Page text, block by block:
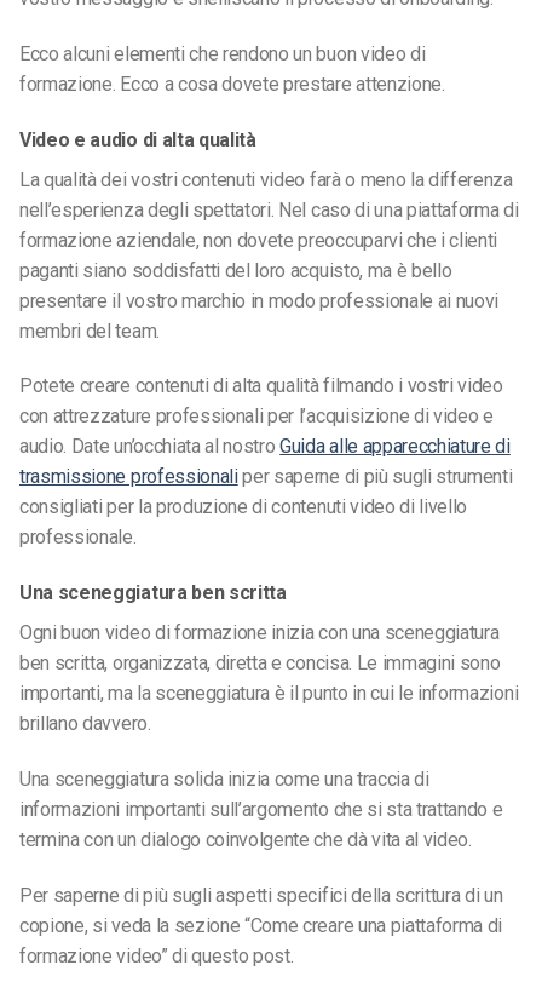
Ecco alcuni elementi che rendono un buon video di
formazione. Ecco a cosa dovete prestare attenzione.
Video e audio di alta qualità
La qualità dei vostri contenuti video farà o meno la differenza
nell’esperienza degli spettatori. Nel caso di una piattaforma di
formazione aziendale, non dovete preoccuparvi che i clienti
paganti siano soddisfatti del loro acquisto, ma è bello
presentare il vostro marchio in modo professionale ai nuovi
membri del team.
Potete creare contenuti di alta qualità filmando i vostri video
con attrezzature professionali per l’acquisizione di video e
audio. Date un’occhiata al nostroGuida alle apparecchiature di
trasmissione professionaliper saperne di più sugli strumenti
consigliati per la produzione di contenuti video di livello
professionale.
Una sceneggiatura ben scritta
Ogni buon video di formazione inizia con una sceneggiatura
ben scritta, organizzata, diretta e concisa. Le immagini sono
importanti, ma la sceneggiatura è il punto in cui le informazioni
brillano davvero.
Una sceneggiatura solida inizia come una traccia di
informazioni importanti sull’argomento che si sta trattando e
termina con un dialogo coinvolgente che dà vita al video.
Per saperne di più sugli aspetti specifici della scrittura di un
copione, si veda la sezione “Come creare una piattaforma di
formazione video” di questo post.